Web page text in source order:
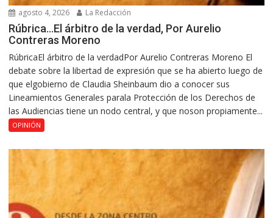
agosto 4, 2026 La Redacción
Rúbrica…El árbitro de la verdad, Por Aurelio
Contreras Moreno
RúbricaEl árbitro de la verdadPor Aurelio Contreras Moreno El
debate sobre la libertad de expresión que se ha abierto luego de
que elgobierno de Claudia Sheinbaum dio a conocer sus
Lineamientos Generales parala Protección de los Derechos de
las Audiencias tiene un nodo central, y que noson propiamente...
OPINIÓN